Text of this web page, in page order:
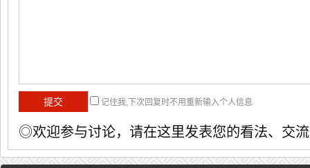
记住我,下次回复时不用重新输入个人信息
◎欢迎参与讨论，请在这里发表您的看法、交